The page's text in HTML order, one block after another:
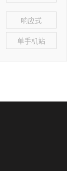
响应式
单手机站